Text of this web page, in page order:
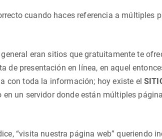
cuando haces referencia a múltiples
eran sitios que gratuitamente te
presentación en línea, en aquel
con toda la información; hoy existe el
un servidor donde están múltiples
“visita nuestra página web” queriendo